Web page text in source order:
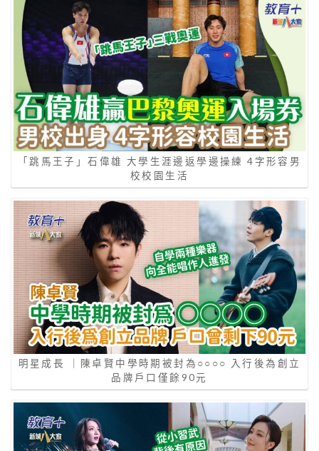
「跳馬王子」石偉雄 大學生涯邊返學邊操練 4字形容男
校校園生活
明星成長 ｜陳卓賢中學時期被封為○○○○ 入行後為創立
品牌戶口僅餘90元